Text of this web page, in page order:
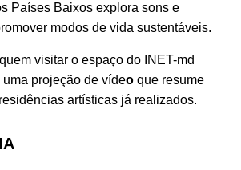
Países Baixos explora sons e
modos de vida sustentáveis.
visitar o espaço do INET-md
projeção de vídeo que resume
artísticas já realizados.